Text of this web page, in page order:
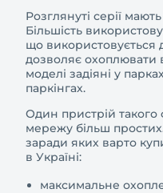
Розглянуті серії
Більшість
що
дозволяє охоплювати
моделі задіяні у
паркінгах.
Один пристрій такого
мережу більш
заради яких варто
в Україні:
максимальне